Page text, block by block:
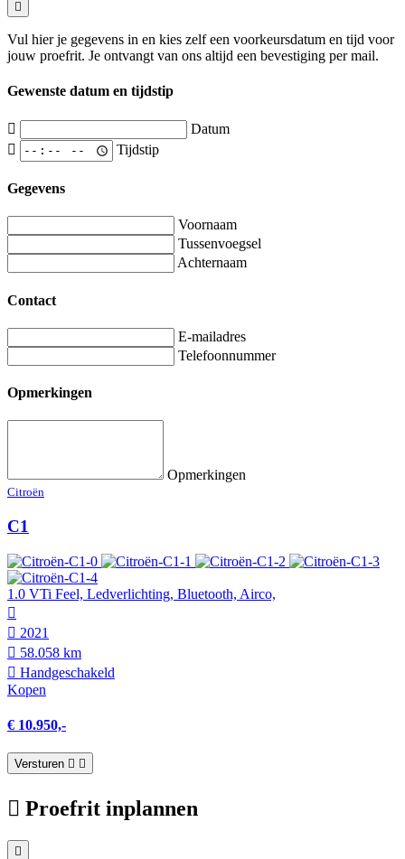
Vul hier je gegevens in en kies zelf een voorkeursdatum en tijd voor
jouw proefrit. Je ontvangt van ons altijd een bevestiging per mail.
Gewenste datum en tijdstip
Datum
Tijdstip
Gegevens
Voornaam
Tussenvoegsel
Achternaam
Contact
E-mailadres
Telefoonnummer
Opmerkingen
Opmerkingen
Citroën
C1
1.0 VTi Feel, Ledverlichting, Bluetooth, Airco,
2021
58.058 km
Hand­geschakeld
Kopen
€ 10.950,-
Versturen
Proefrit inplannen